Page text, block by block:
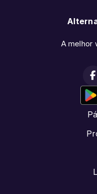
A melhor